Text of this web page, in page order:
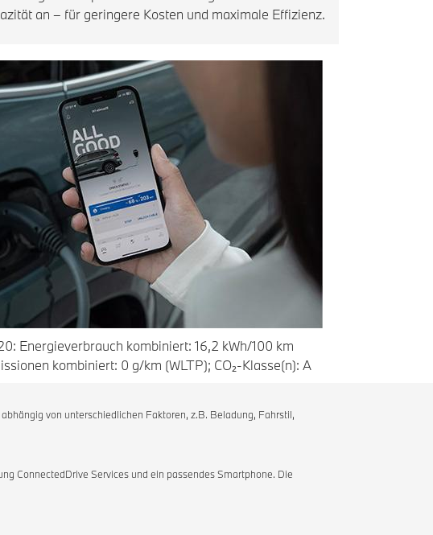
an – für geringere Kosten und maximale Effizienz.
Energieverbrauch kombiniert: 16,2 kWh/100 km
kombiniert: 0 g/km (WLTP); CO₂-Klasse(n): A
von unterschiedlichen Faktoren, z.B. Beladung, Fahrstil,
ConnectedDrive Services und ein passendes Smartphone. Die